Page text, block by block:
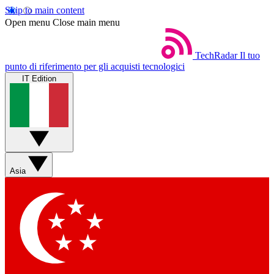
Skip to main content
Open menu Close main menu
TechRadar Il tuo
punto di riferimento per gli acquisti tecnologici
IT Edition
Asia